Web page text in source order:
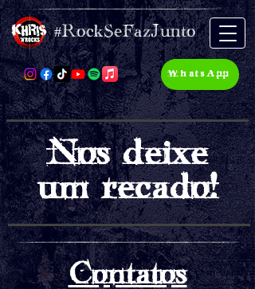
#RockSeFazJunto
WhatsApp
Nos deixe
um recado!
Contatos